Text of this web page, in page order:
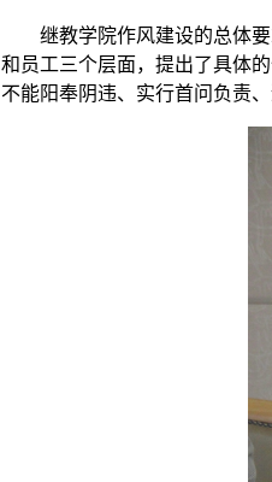
继教学院作风建设的总体
和员工三个层面，提出了具体
不能阳奉阴违、实行首问负责